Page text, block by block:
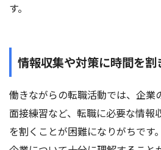
す。
情報収集や対策に時間を割
働きながらの転職活動では、企業
面接練習など、転職に必要な情報
を割くことが困難になりがちです